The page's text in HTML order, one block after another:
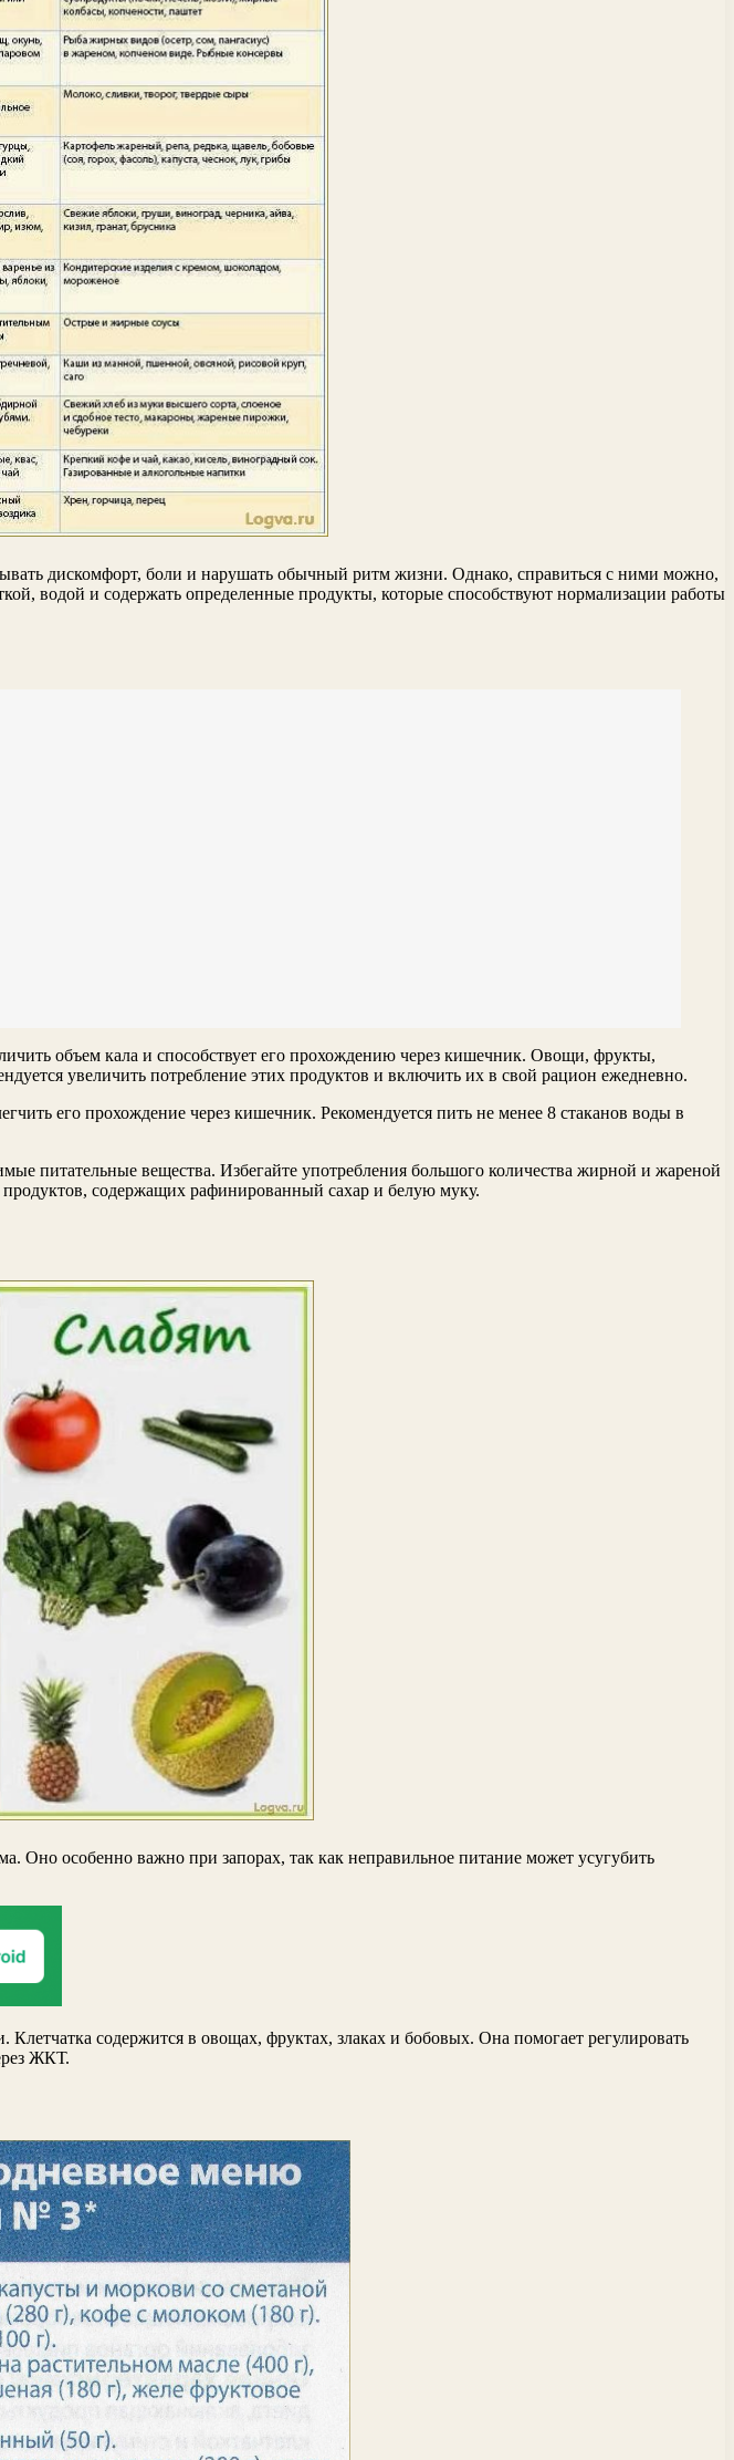
дискомфорт, боли и нарушать обычный ритм жизни. Однако, справиться с ними можно,
водой и содержать определенные продукты, которые способствуют нормализации работы
объем кала и способствует его прохождению через кишечник. Овощи, фрукты,
увеличить потребление этих продуктов и включить их в свой рацион ежедневно.
его прохождение через кишечник. Рекомендуется пить не менее 8 стаканов воды в
питательные вещества. Избегайте употребления большого количества жирной и жареной
содержащих рафинированный сахар и белую муку.
Оно особенно важно при запорах, так как неправильное питание может усугубить
содержится в овощах, фруктах, злаках и бобовых. Она помогает регулировать
ЖКТ.